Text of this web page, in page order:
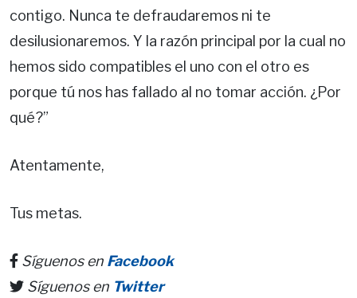
contigo. Nunca te defraudaremos ni te
desilusionaremos. Y la razón principal por la cual no
hemos sido compatibles el uno con el otro es
porque tú nos has fallado al no tomar acción. ¿Por
qué?”
Atentamente,
Tus metas.
Síguenos en Facebook
Síguenos en Twitter